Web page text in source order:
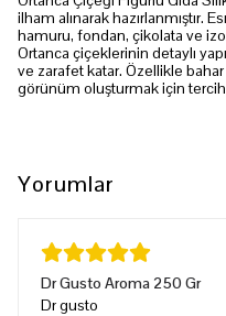
ilham alınarak hazırlanmıştır.
hamuru, fondan, çikolata ve
Ortanca çiçeklerinin detaylı
ve zarafet katar. Özellikle
görünüm oluşturmak için
Yorumlar
Dr Gusto Aroma 250 Gr
Dr gusto